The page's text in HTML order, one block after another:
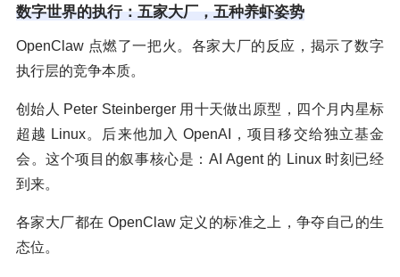
数字世界的执行：五家大厂，五种养虾姿势
OpenClaw 点燃了一把火。各家大厂的反应，揭示了数字
执行层的竞争本质。
创始人 Peter Steinberger 用十天做出原型，四个月内星标
超越 Linux。后来他加入 OpenAI，项目移交给独立基金
会。这个项目的叙事核心是：AI Agent 的 Linux 时刻已经
到来。
各家大厂都在 OpenClaw 定义的标准之上，争夺自己的生
态位。